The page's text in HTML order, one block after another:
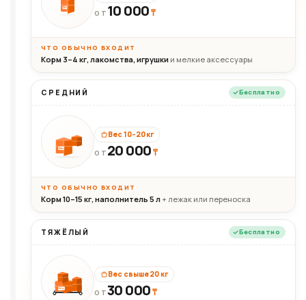
10кг
ОТ 10 000₸
ЧТО ОБЫЧНО ВХОДИТ
Корм 3–4 кг, лакомства, игрушки и мелкие аксессуары
СРЕДНИЙ Бесплатно
20кг
Вес 10–20 кг
ОТ 20 000₸
ЧТО ОБЫЧНО ВХОДИТ
Корм 10–15 кг, наполнитель 5 л+ лежак или переноска
ТЯЖЁЛЫЙ Бесплатно
30+кг
Вес свыше 20 кг
ОТ30 000₸